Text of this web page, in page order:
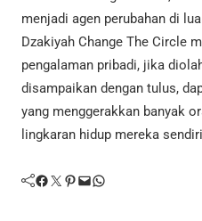
menjadi agen perubahan di
Dzakiyah Change The Circle
pengalaman pribadi, jika
disampaikan dengan tulus,
yang menggerakkan banyak
lingkaran hidup mereka
Facebook Twitter Pinterest Mail WhatsApp